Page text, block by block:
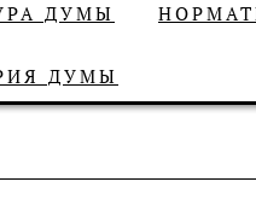
ДУМЫ
ДУМЫ